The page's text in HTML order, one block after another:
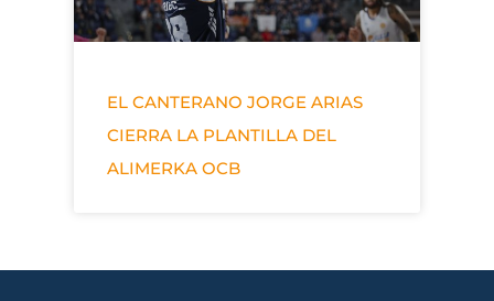
EL CANTERANO JORGE ARIAS
CIERRA LA PLANTILLA DEL
ALIMERKA OCB